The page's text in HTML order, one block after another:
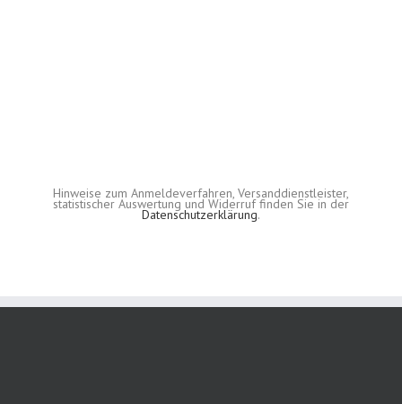
Hinweise zum Anmeldeverfahren, Versanddienstleister,
statistischer Auswertung und Widerruf finden Sie in der
Datenschutzerklärung.